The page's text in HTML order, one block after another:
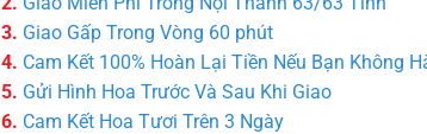
3. Giao Gấp Trong Vòng 60 phút
4. Cam Kết 100% Hoàn Lại Tiền Nếu Bạn Không
5. Gửi Hình Hoa Trước Và Sau Khi Giao
6. Cam Kết Hoa Tươi Trên 3 Ngày